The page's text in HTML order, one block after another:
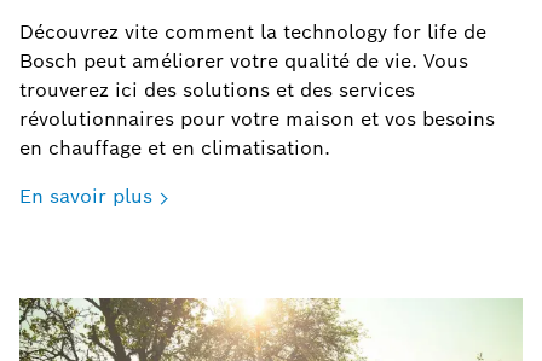
Découvrez vite comment la technology for life de
Bosch peut améliorer votre qualité de vie. Vous
trouverez ici des solutions et des services
révolutionnaires pour votre maison et vos besoins
en chauffage et en climatisation.
En savoir plus